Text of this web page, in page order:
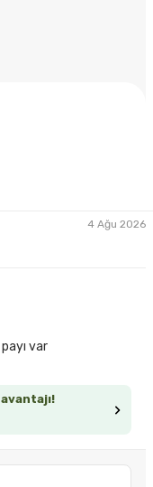
4 Ağu 2026
var